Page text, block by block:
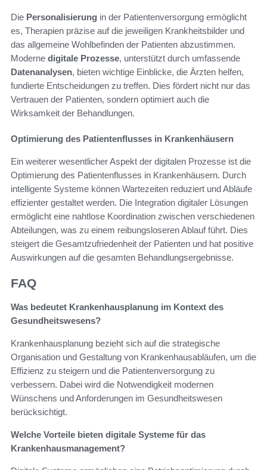
Die Personalisierung in der Patientenversorgung ermöglicht
es, Therapien präzise auf die jeweiligen Krankheitsbilder und
das allgemeine Wohlbefinden der Patienten abzustimmen.
Moderne digitale Prozesse, unterstützt durch umfassende
Datenanalysen, bieten wichtige Einblicke, die Ärzten helfen,
fundierte Entscheidungen zu treffen. Dies fördert nicht nur das
Vertrauen der Patienten, sondern optimiert auch die
Wirksamkeit der Behandlungen.
Optimierung des Patientenflusses in Krankenhäusern
Ein weiterer wesentlicher Aspekt der digitalen Prozesse ist die
Optimierung des Patientenflusses in Krankenhäusern. Durch
intelligente Systeme können Wartezeiten reduziert und Abläufe
effizienter gestaltet werden. Die Integration digitaler Lösungen
ermöglicht eine nahtlose Koordination zwischen verschiedenen
Abteilungen, was zu einem reibungsloseren Ablauf führt. Dies
steigert die Gesamtzufriedenheit der Patienten und hat positive
Auswirkungen auf die gesamten Behandlungsergebnisse.
FAQ
Was bedeutet Krankenhausplanung im Kontext des
Gesundheitswesens?
Krankenhausplanung bezieht sich auf die strategische
Organisation und Gestaltung von Krankenhausabläufen, um die
Effizienz zu steigern und die Patientenversorgung zu
verbessern. Dabei wird die Notwendigkeit modernen
Wünschens und Anforderungen im Gesundheitswesen
berücksichtigt.
Welche Vorteile bieten digitale Systeme für das
Krankenhausmanagement?